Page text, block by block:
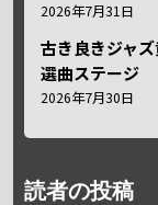
2026年7月31日
古き良きジャ
選曲ステージ
2026年7月30日
読者の投稿